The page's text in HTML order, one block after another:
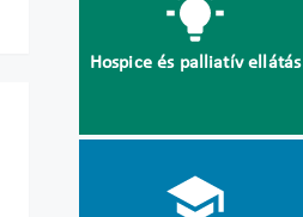
Hospice és palliatív ellátás